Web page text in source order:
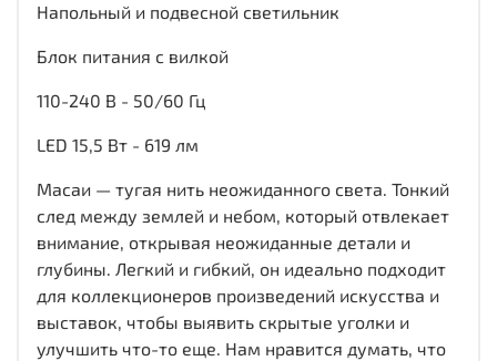
Напольный и подвесной светильник
Блок питания с вилкой
110-240 В - 50/60 Гц
LED 15,5 Вт - 619 лм
Масаи — тугая нить неожиданного света. Тонкий
след между землей и небом, который отвлекает
внимание, открывая неожиданные детали и
глубины. Легкий и гибкий, он идеально подходит
для коллекционеров произведений искусства и
выставок, чтобы выявить скрытые уголки и
улучшить что-то еще. Нам нравится думать, что